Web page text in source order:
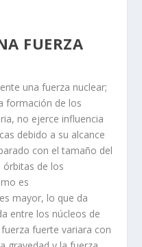
FUERZA
una fuerza nuclear;
formación de los
no ejerce influencia
debido a su alcance
con el tamaño del
órbitas de los
es
mayor, lo que da
entre los núcleos de
fuerte variara con